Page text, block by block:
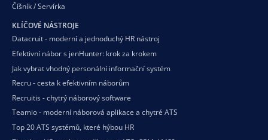
Číšník / Servírka
KLÍČOVÉ NÁSTROJE
Datacruit - moderní a jednoduchý HR nástroj
Efektivní nábor s jenHunter: krok za krokem
Jak vybrat vhodný personální informační systém
Recru - cesta k efektivním náborům
Recruitis - chytrý náborový software
Teamio - moderní náborová aplikace a chytré ATS
Top 20 ATS systémů, které hýbou HR